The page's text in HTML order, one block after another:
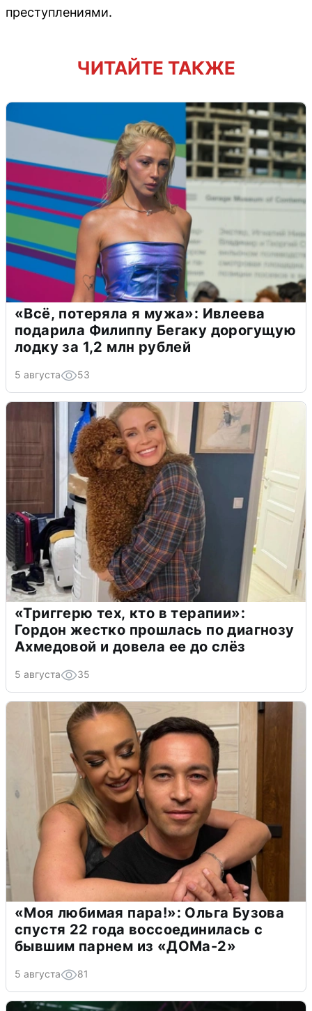
преступлениями.
ЧИТАЙТЕ ТАКЖЕ
«Всё, потеряла я мужа»: Ивлеева
подарила Филиппу Бегаку дорогущую
лодку за 1,2 млн рублей
5 августа 53
«Триггерю тех, кто в терапии»:
Гордон жестко прошлась по диагнозу
Ахмедовой и довела ее до слёз
5 августа 35
«Моя любимая пара!»: Ольга Бузова
спустя 22 года воссоединилась с
бывшим парнем из «ДОМа-2»
5 августа 81